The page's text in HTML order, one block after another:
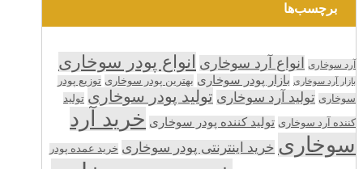
برچسب‌ها
آرد سوخاری انواع آرد سوخاری انواع پودر سوخاری
بازار آرد سوخاری بازار پودر سوخاری بهترین پودر سوخاری توزیع پودر
سوخاری تولید آرد سوخاری تولید پودر سوخاری تولید
کننده آرد سوخاری تولید کننده پودر سوخاری خرید آرد
سوخاری خرید اینترنتی پودر سوخاری خرید عمده پودر